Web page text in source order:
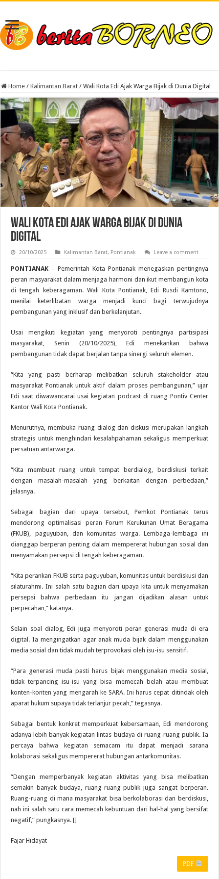
Home / Kalimantan Barat / Wali Kota Edi Ajak Warga Bijak di Dunia Digital
Wali Kota Edi Ajak Warga Bijak di Dunia
Digital
20/10/2025 Kalimantan Barat, Pontianak Leave a comment
PONTIANAK – Pemerintah Kota Pontianak menegaskan pentingnya
peran masyarakat dalam menjaga harmoni dan ikut membangun kota
di tengah keberagaman. Wali Kota Pontianak, Edi Rusdi Kamtono,
menilai keterlibatan warga menjadi kunci bagi terwujudnya
pembangunan yang inklusif dan berkelanjutan.
Usai mengikuti kegiatan yang menyoroti pentingnya partisipasi
masyarakat, Senin (20/10/2025), Edi menekankan bahwa
pembangunan tidak dapat berjalan tanpa sinergi seluruh elemen.
“Kita yang pasti berharap melibatkan seluruh stakeholder atau
masyarakat Pontianak untuk aktif dalam proses pembangunan,” ujar
Edi saat diwawancarai usai kegiatan podcast di ruang Pontiv Center
Kantor Wali Kota Pontianak.
Menurutnya, membuka ruang dialog dan diskusi merupakan langkah
strategis untuk menghindari kesalahpahaman sekaligus memperkuat
persatuan antarwarga.
“Kita membuat ruang untuk tempat berdialog, berdiskusi terkait
dengan masalah-masalah yang berkaitan dengan perbedaan,”
jelasnya.
Sebagai bagian dari upaya tersebut, Pemkot Pontianak terus
mendorong optimalisasi peran Forum Kerukunan Umat Beragama
(FKUB), paguyuban, dan komunitas warga. Lembaga-lembaga ini
dianggap berperan penting dalam mempererat hubungan sosial dan
menyamakan persepsi di tengah keberagaman.
“Kita perankan FKUB serta paguyuban, komunitas untuk berdiskusi dan
silaturahmi. Ini salah satu bagian dari upaya kita untuk menyamakan
persepsi bahwa perbedaan itu jangan dijadikan alasan untuk
perpecahan,” katanya.
Selain soal dialog, Edi juga menyoroti peran generasi muda di era
digital. Ia mengingatkan agar anak muda bijak dalam menggunakan
media sosial dan tidak mudah terprovokasi oleh isu-isu sensitif.
“Para generasi muda pasti harus bijak menggunakan media sosial,
tidak terpancing isu-isu yang bisa memecah belah atau membuat
konten-konten yang mengarah ke SARA. Ini harus cepat ditindak oleh
aparat hukum supaya tidak terlanjur pecah,” tegasnya.
Sebagai bentuk konkret memperkuat kebersamaan, Edi mendorong
adanya lebih banyak kegiatan lintas budaya di ruang-ruang publik. Ia
percaya bahwa kegiatan semacam itu dapat menjadi sarana
kolaborasi sekaligus mempererat hubungan antarkomunitas.
“Dengan memperbanyak kegiatan aktivitas yang bisa melibatkan
semakin banyak budaya, ruang-ruang publik juga sangat berperan.
Ruang-ruang di mana masyarakat bisa berkolaborasi dan berdiskusi,
nah ini salah satu cara memecah kebuntuan dari hal-hal yang bersifat
negatif,” pungkasnya. []
Fajar Hidayat
PDF